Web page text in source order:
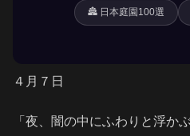
🏯 日本庭園100選
４月７日
「夜、闇の中にふわりと浮か